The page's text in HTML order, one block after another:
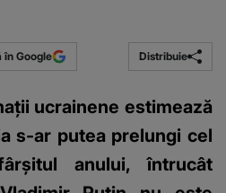
în Google Distribuie
ucrainene estimează
s-ar putea prelungi cel
anului, întrucât